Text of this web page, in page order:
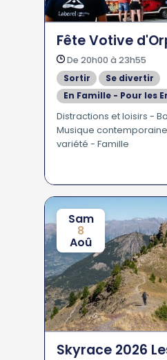
Fête Votive
De 20h00 à 23h55
Sortir
Se divertir
En Famille - Pour les
Distractions et loisirs -
Musique
variété - Famille
Sam
8
Aoû
Skyrace 2026